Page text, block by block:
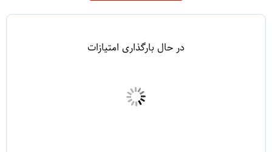
در حال بارگذاری امتیازات